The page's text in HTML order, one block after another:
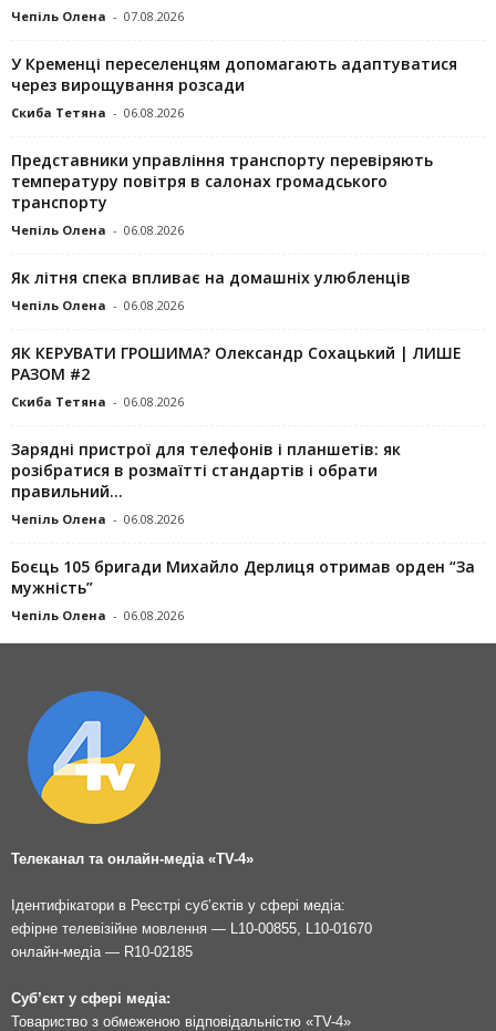
Чепіль Олена - 07.08.2026
У Кременці переселенцям допомагають адаптуватися
через вирощування розсади
Скиба Тетяна - 06.08.2026
Представники управління транспорту перевіряють
температуру повітря в салонах громадського
транспорту
Чепіль Олена - 06.08.2026
Як літня спека впливає на домашніх улюбленців
Чепіль Олена - 06.08.2026
ЯК КЕРУВАТИ ГРОШИМА? Олександр Сохацький | ЛИШЕ
РАЗОМ #2
Скиба Тетяна - 06.08.2026
Зарядні пристрої для телефонів і планшетів: як
розібратися в розмаїтті стандартів і обрати
правильний...
Чепіль Олена - 06.08.2026
Боєць 105 бригади Михайло Дерлиця отримав орден “За
мужність”
Чепіль Олена - 06.08.2026
Телеканал та онлайн-медіа «TV-4»
Ідентифікатори в Реєстрі суб’єктів у сфері медіа:
ефірне телевізійне мовлення — L10-00855, L10-01670
онлайн-медіа — R10-02185
Суб’єкт у сфері медіа:
Товариство з обмеженою відповідальністю «TV-4»